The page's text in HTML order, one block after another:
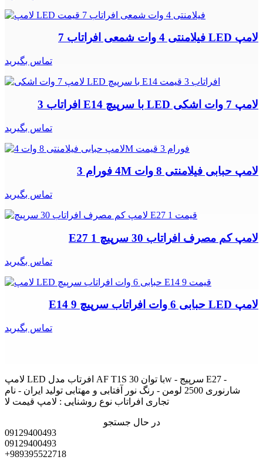
لامپ LED فیلامنتی 4 وات شمعی افراتاب 7
تماس بگیرید
لامپ 7 وات اشکی LED با سرپیچ E14 افراتاب 3
تماس بگیرید
لامپ حبابی فیلامنتی 8 وات 4M فورام 3
تماس بگیرید
لامپ کم مصرف افراتاب 30 سرپیچ E27 1
تماس بگیرید
لامپ LED حبابی 6 وات افراتاب سرپیچ E14 9
تماس بگیرید
لامپ LED افرتاب مدل AF T1S با توان 30w - سرپیج E27 -
شارنوری 2500 لومن - رنگ نور آفتابی و مهتابی تولید ایران - نام
تجاری افراتاب نوع روشنایی : لامپ قیمت لا
در حال جستجو
09129400493
09129400493
+989395522718